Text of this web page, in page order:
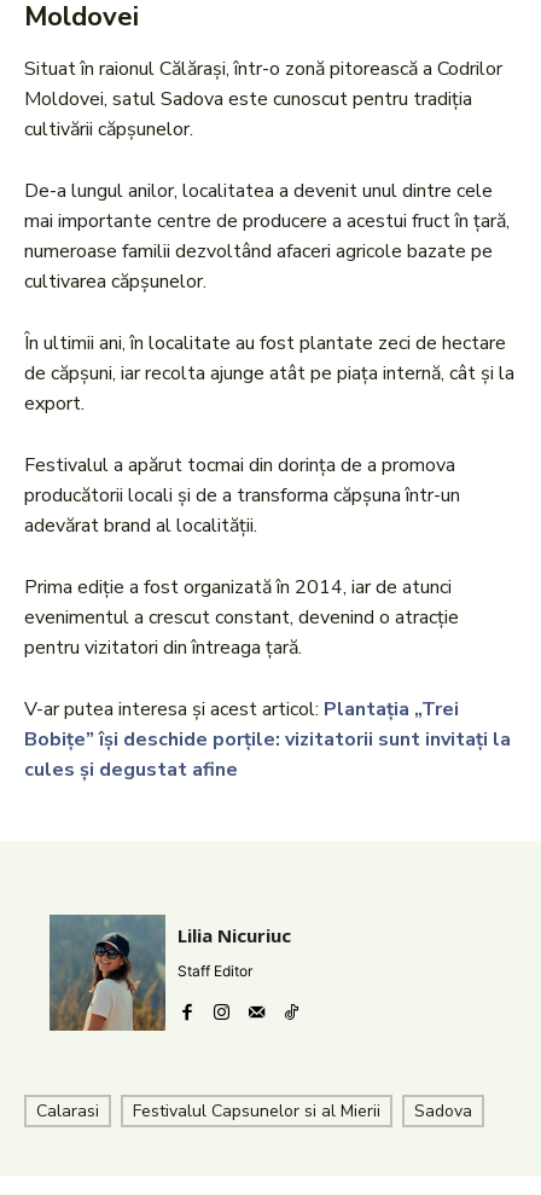
Moldovei
Situat în raionul Călărași, într-o zonă pitorească a Codrilor
Moldovei, satul Sadova este cunoscut pentru tradiția
cultivării căpșunelor.
De-a lungul anilor, localitatea a devenit unul dintre cele
mai importante centre de producere a acestui fruct în țară,
numeroase familii dezvoltând afaceri agricole bazate pe
cultivarea căpșunelor.
În ultimii ani, în localitate au fost plantate zeci de hectare
de căpșuni, iar recolta ajunge atât pe piața internă, cât și la
export.
Festivalul a apărut tocmai din dorința de a promova
producătorii locali și de a transforma căpșuna într-un
adevărat brand al localității.
Prima ediție a fost organizată în 2014, iar de atunci
evenimentul a crescut constant, devenind o atracție
pentru vizitatori din întreaga țară.
V-ar putea interesa și acest articol: Plantația „Trei
Bobițe” își deschide porțile: vizitatorii sunt invitați la
cules și degustat afine
Lilia Nicuriuc
Staff Editor
Calarasi Festivalul Capsunelor si al Mierii Sadova